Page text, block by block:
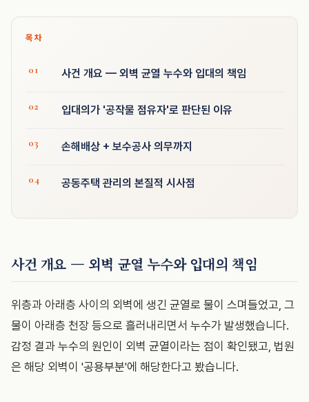
목차
사건 개요 — 외벽 균열 누수와 입대의 책임
입대의가 '공작물 점유자'로 판단된 이유
손해배상 + 보수공사 의무까지
공동주택 관리의 본질적 시사점
사건 개요 — 외벽 균열 누수와 입대의 책임
위층과 아래층 사이의 외벽에 생긴 균열로 물이 스며들었고, 그
물이 아래층 천장 등으로 흘러내리면서 누수가 발생했습니다.
감정 결과 누수의 원인이 외벽 균열이라는 점이 확인됐고, 법원
은 해당 외벽이 '공용부분'에 해당한다고 봤습니다.